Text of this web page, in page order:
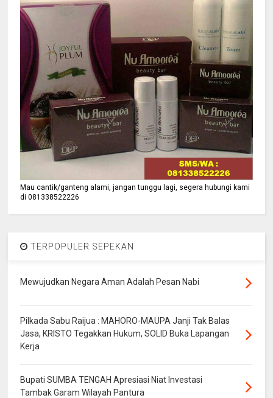
Mau cantik/ganteng alami, jangan tunggu lagi, segera hubungi kami
di 081338522226
TERPOPULER SEPEKAN
Mewujudkan Negara Aman Adalah Pesan Nabi
Pilkada Sabu Raijua : MAHORO-MAUPA Janji Tak Balas
Jasa, KRISTO Tegakkan Hukum, SOLID Buka Lapangan
Kerja
Bupati SUMBA TENGAH Apresiasi Niat Investasi
Tambak Garam Wilayah Pantura